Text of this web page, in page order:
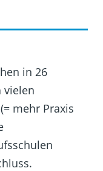
in 26
vielen
mehr Praxis